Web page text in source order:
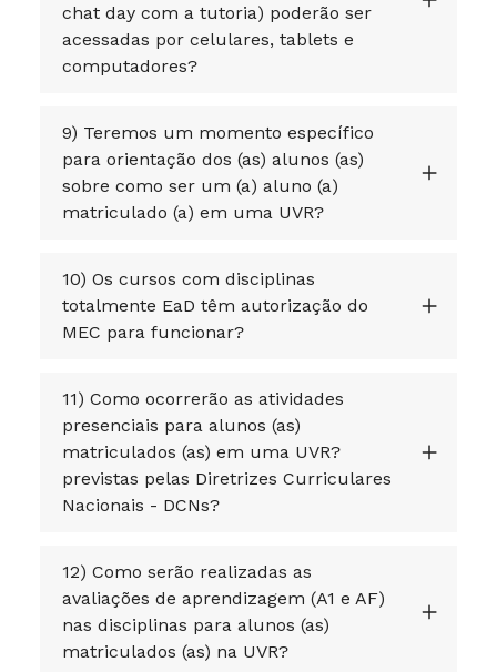
chat day com a tutoria) poderão ser
acessadas por celulares, tablets e
computadores?
9) Teremos um momento específico
para orientação dos (as) alunos (as)
sobre como ser um (a) aluno (a)
matriculado (a) em uma UVR?
10) Os cursos com disciplinas
totalmente EaD têm autorização do
MEC para funcionar?
11) Como ocorrerão as atividades
presenciais para alunos (as)
matriculados (as) em uma UVR?
previstas pelas Diretrizes Curriculares
Nacionais - DCNs?
12) Como serão realizadas as
avaliações de aprendizagem (A1 e AF)
nas disciplinas para alunos (as)
matriculados (as) na UVR?